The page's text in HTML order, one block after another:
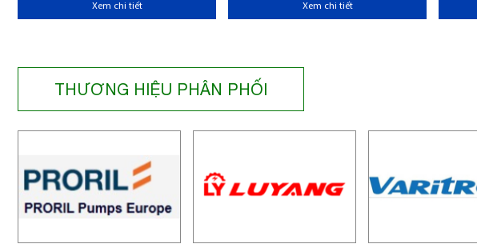
Xem chi tiết Xem chi tiết
THƯƠNG HIỆU PHÂN PHỐI